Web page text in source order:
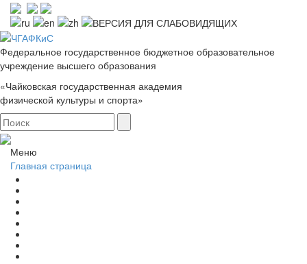
Федеральное государственное бюджетное образовательное
учреждение высшего образования
«Чайковская государственная академия
физической культуры и спорта»
Меню
Главная страница